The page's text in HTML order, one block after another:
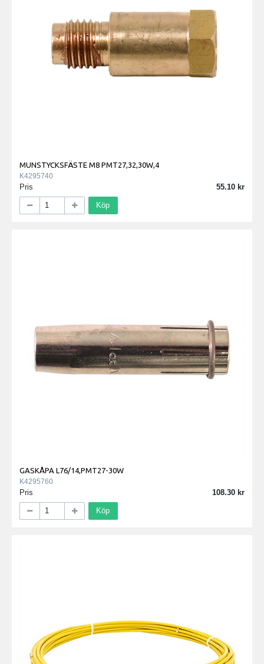
MUNSTYCKSFÄSTE M8 PMT27,32,30W,4
K4295740
Pris 55.10
Köp
GASKÅPA L76/14,PMT27-30W
K4295760
Pris 108.30
Köp